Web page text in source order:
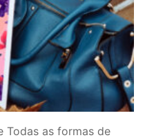
Todas as formas de